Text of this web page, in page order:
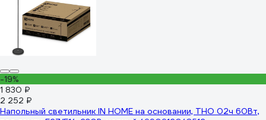
-19%
1 830 ₽
2 252 ₽
Напольный светильник IN HOME на основании, ТНО 02ч 60Вт,